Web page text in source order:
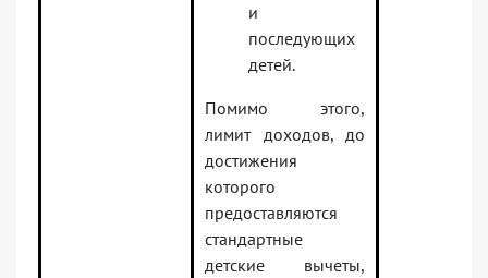
и
последующих
детей.
Помимо этого,
лимит доходов, до
достижения
которого
предоставляются
стандартные
детские вычеты,